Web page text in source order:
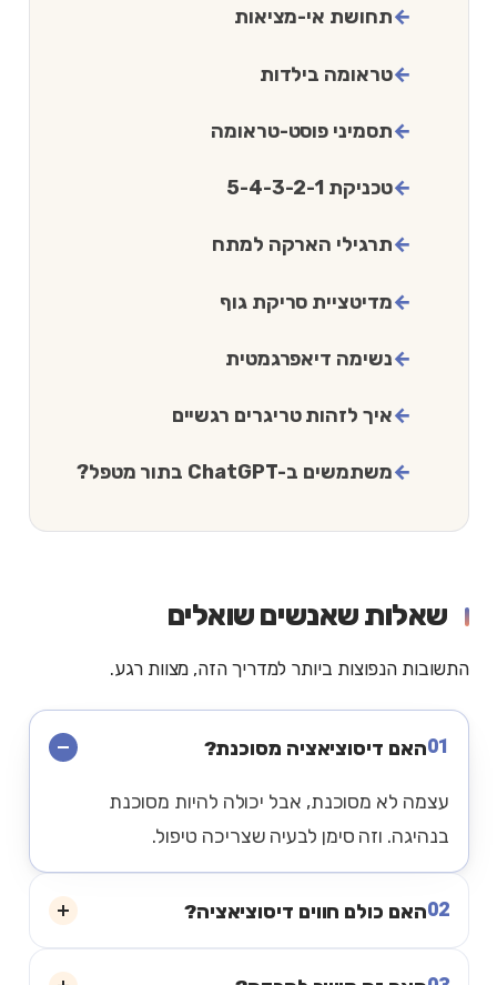
תחושת אי-מציאות
טראומה בילדות
תסמיני פוסט-טראומה
טכניקת 5-4-3-2-1
תרגילי הארקה למתח
מדיטציית סריקת גוף
נשימה דיאפרגמטית
איך לזהות טריגרים רגשיים
משתמשים ב-ChatGPT בתור מטפל?
שאלות שאנשים שואלים
התשובות הנפוצות ביותר למדריך הזה, מצוות רגע.
01האם דיסוציאציה מסוכנת?
עצמה לא מסוכנת, אבל יכולה להיות מסוכנת
בנהיגה. וזה סימן לבעיה שצריכה טיפול.
02האם כולם חווים דיסוציאציה?